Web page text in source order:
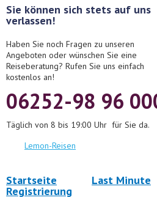
Sie können sich stets auf uns
verlassen!
Haben Sie noch Fragen zu unseren
Angeboten oder wünschen Sie eine
Reiseberatung? Rufen Sie uns einfach
kostenlos an!
06252-98 96
Täglich von 8 bis 19:00 Uhr für Sie da.
Lemon-Reisen
Startseite Last Minute
Registrierung